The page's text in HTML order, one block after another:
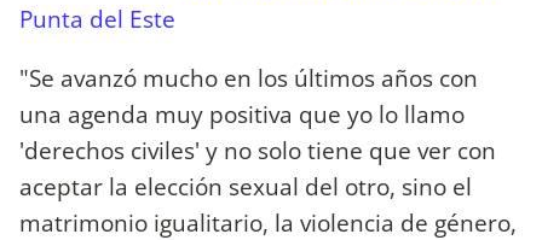
Punta del Este
"Se avanzó mucho en los últimos años con
una agenda muy positiva que yo lo llamo
'derechos civiles' y no solo tiene que ver con
aceptar la elección sexual del otro, sino el
matrimonio igualitario, la violencia de género,